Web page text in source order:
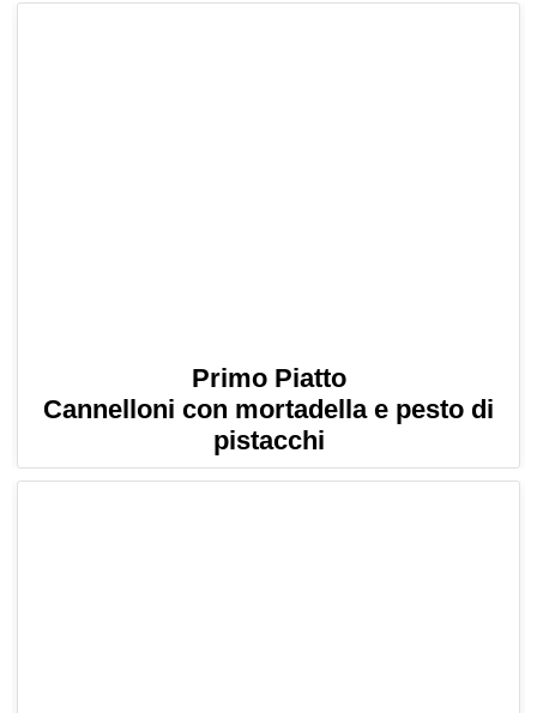
Primo Piatto
Cannelloni con mortadella e pesto di
pistacchi